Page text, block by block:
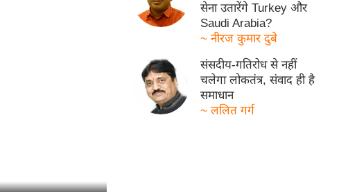
सेना उतारेंगे Turkey और
Saudi Arabia?
~ नीरज कुमार दुबे
संसदीय-गतिरोध से नहीं
चलेगा लोकतंत्र, संवाद ही है
समाधान
~ ललित गर्ग